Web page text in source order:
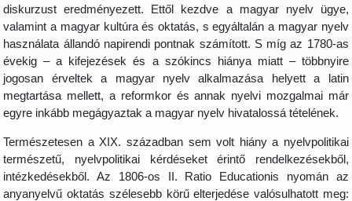
diskurzust eredményezett. Ettől kezdve a magyar nyelv ügye,
valamint a magyar kultúra és oktatás, s egyáltalán a magyar nyelv
használata állandó napirendi pontnak számított. S míg az 1780-as
évekig – a kifejezések és a szókincs hiánya miatt – többnyire
jogosan érveltek a magyar nyelv alkalmazása helyett a latin
megtartása mellett, a reformkor és annak nyelvi mozgalmai már
egyre inkább megágyaztak a magyar nyelv hivatalossá tételének.
Természetesen a XIX. században sem volt hiány a nyelvpolitikai
természetű, nyelvpolitikai kérdéseket érintő rendelkezésekből,
intézkedésekből. Az 1806-os II. Ratio Educationis nyomán az
anyanyelvű oktatás szélesebb körű elterjedése valósulhatott meg: